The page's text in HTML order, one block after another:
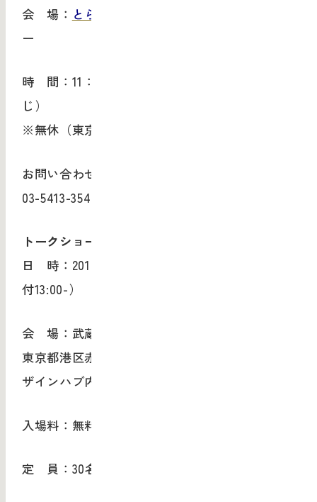
会 場： とらや 東京ミッドタウン店
ー
時 間：11：00～21：00（店舗営業時間と同
じ）
※無休（東京ミッドタウン休業日に準じます）
お問い合わせ先：東京ミッドタウン店（電話：
03-5413-3541）
トークショー『3 人の工芸家の甘い話』
日 時：2018年6月23日（土） 13:30-14:30（受
付13:00-）
会 場：武蔵野美術大学 デザイン･ラウンジ
東京都港区赤坂9-7-1 ミッドタウンタワー5F(デ
ザインハブ内）
入場料：無料（お茶付き、申込先着順）
定 員：30名 申込方法